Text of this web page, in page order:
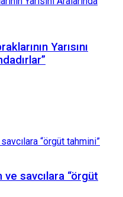
Yarısını
ve savcılara “örgüt